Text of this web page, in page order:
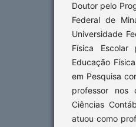
Doutor pelo
Federal de
Universidade
Física
Educação
em Pesquisa
professor nos
Ciências
atuou como